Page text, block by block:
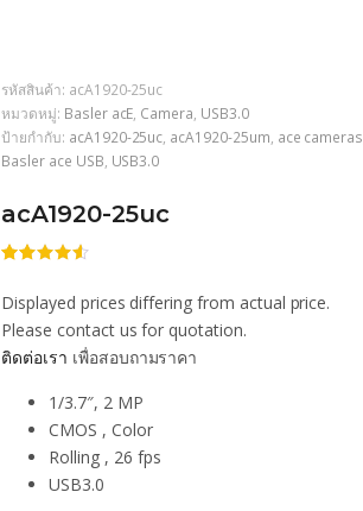
รหัสสินค้า: acA1920-25uc
หมวดหมู่: Basler acE Camera USB3.0
ป้ายกำกับ: acA1920-25uc acA1920-25um ace cameras
Basler ace USB USB3.0
acA1920-25uc
คะแนน
4.49จาก
5 คะแนน
การให้
ของลูกค้า
Displayed prices differing from actual price.
Please contact us for quotation.
ติดต่อเรา เพื่อสอบถามราคา
1/3.7″, 2 MP
CMOS , Color
Rolling , 26 fps
USB3.0